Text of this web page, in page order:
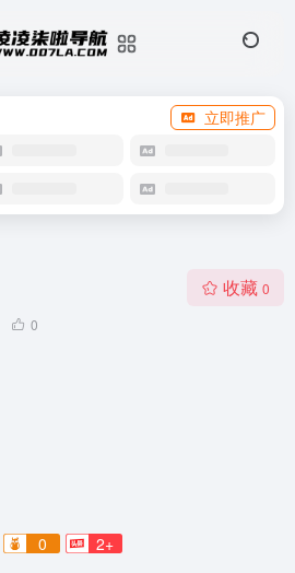
立即推广
0
收藏 0
0 2+